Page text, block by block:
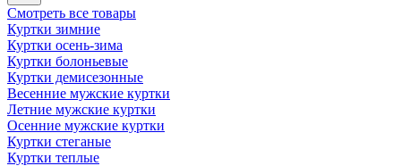
Смотреть все товары
Куртки зимние
Куртки осень-зима
Куртки болоньевые
Куртки демисезонные
Весенние мужские куртки
Летние мужские куртки
Осенние мужские куртки
Куртки стеганые
Куртки теплые